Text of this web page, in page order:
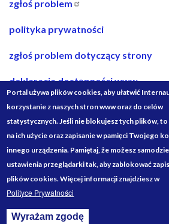
stopce
zgłoś problem
polityka prywatności
zgłoś problem dotyczący strony
deklaracja dostępności www
deklaracja dostępności bip
projekty ze środków budżetu
Społecznościowe
Portal używa plików cookies, aby ułatwić
korzystanie z naszych stron www oraz do celów
statystycznych. Jeśli nie blokujesz tych plików, to
na ich użycie oraz zapisanie w pamięci Twojego
innego urządzenia. Pamiętaj, że możesz
ustawienia przeglądarki tak, aby zablokować
plików cookies. Więcej informacji znajdziesz w
Polityce Prywatności
Wyrażam zgodę